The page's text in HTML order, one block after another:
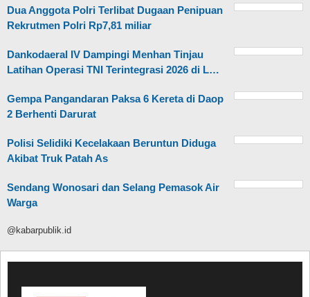
Dua Anggota Polri Terlibat Dugaan Penipuan
Rekrutmen Polri Rp7,81 miliar
Dankodaeral IV Dampingi Menhan Tinjau
Latihan Operasi TNI Terintegrasi 2026 di L…
Gempa Pangandaran Paksa 6 Kereta di Daop
2 Berhenti Darurat
Polisi Selidiki Kecelakaan Beruntun Diduga
Akibat Truk Patah As
Sendang Wonosari dan Selang Pemasok Air
Warga
@kabarpublik.id